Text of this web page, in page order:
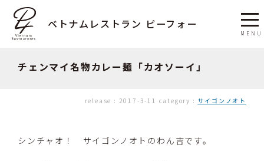
ベトナムレストラン ピーフォー
チェンマイ名物カレー麺「カオソーイ」
release : 2017-3-11 category : サイゴンノオト
シンチャオ！ サイゴンノオトのわん吉です。